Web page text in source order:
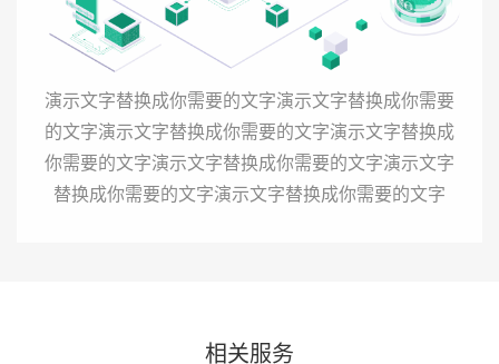
演示文字替换成你需要的文字演示文字替换成你需要
的文字演示文字替换成你需要的文字演示文字替换成
你需要的文字演示文字替换成你需要的文字演示文字
替换成你需要的文字演示文字替换成你需要的文字
相关服务